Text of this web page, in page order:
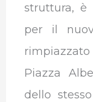
struttura, è
per il
Piazza
dello